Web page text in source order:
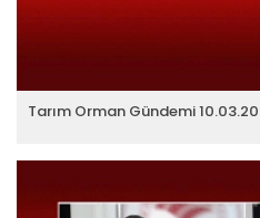
Tarım Orman Gündemi